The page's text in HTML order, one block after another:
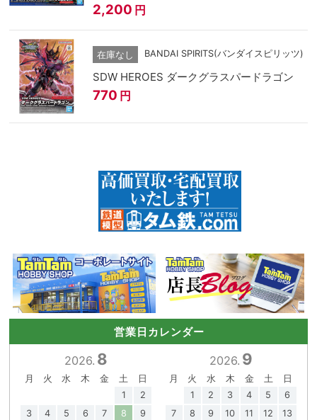
2,200 円
在庫なし BANDAI SPIRITS(バンダイスピリッツ)
SDW HEROES ダークグラスパードラゴン
770 円
営業日カレンダー
2026. 8
月 火 水 木 金 土
日
1
2
3
4 5 6 7 8
9
2026. 9
月 火 水 木 金 土
日
1
2 3 4 5
6
7
8 9 10 11 12
13